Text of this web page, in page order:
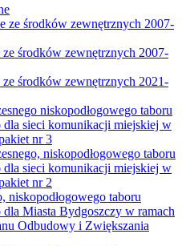
ze środków zewnętrznych 2007-
środków zewnętrznych 2007-
środków zewnętrznych 2021-
niskopodłogowego taboru
dla sieci komunikacji miejskiej w
nr 3
niskopodłogowego taboru
dla sieci komunikacji miejskiej w
nr 2
niskopodłogowego taboru
Miasta Bydgoszczy w ramach
Odbudowy i Zwiększania